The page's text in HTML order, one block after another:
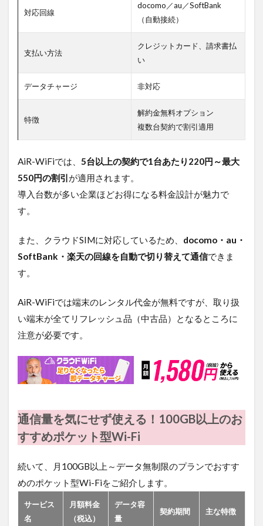
す。
5.3.7
数人で1
有して
も問題
A. は
い、可
す。た
同時接
続でき
ため、
用途や
人数に
応じて
適切な
端末を
選ぶ必
要があ
大10〜
48台程
度まで
対応す
もあり
Q. 法
人契約
対応回線
docomo／au／SoftBank
（自動接続）
支払い方法
クレジットカード、請求書払
い
データチャージ 非対応
特徴
解約金無料オプション
複数台契約で割引適用
AiR-WiFiでは、 5台以上の契約で1台あたり220円～最大
550円の割引が適用されます。
導入台数が多い企業ほどお得になる料金設計が魅力で
す。
また、クラウドSIMに対応しているため、 docomo・au・
SoftBank・楽天の回線を自動で切り替えて通信できま
す。
AiR-WiFiでは端末のレンタル代金が無料ですが、取り扱
い端末が全てリフレッシュ品（中古品）となるところに
注意が必要です。
通信量を気にせず使える！100GB以上のお
すすめポケット型Wi-Fi
続いて、月100GB以上～データ無制限のプランでおすす
めのポケット型Wi-Fiをご紹介します。
サービス
名
月額料金
（税込）
データ容
量
契約期間 主な特徴